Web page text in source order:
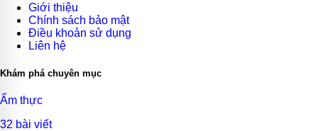
Giới thiệu
Chính sách bảo mật
Điều khoản sử dụng
Liên hệ
Khám phá chuyên mục
Ẩm thực
32 bài viết